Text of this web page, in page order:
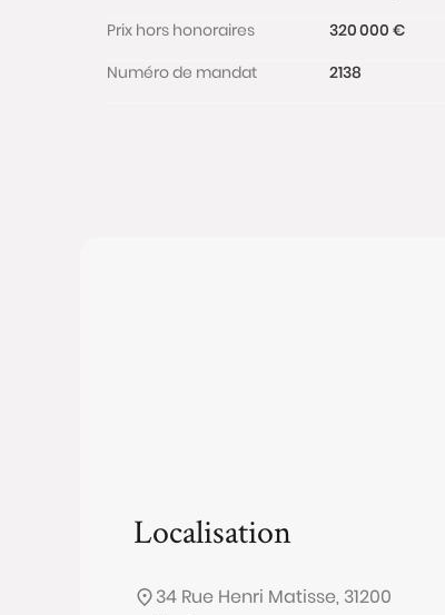
Prix hors honoraires
320 000 €
Numéro de mandat
2138
Localisation
34 Rue Henri Matisse, 31200